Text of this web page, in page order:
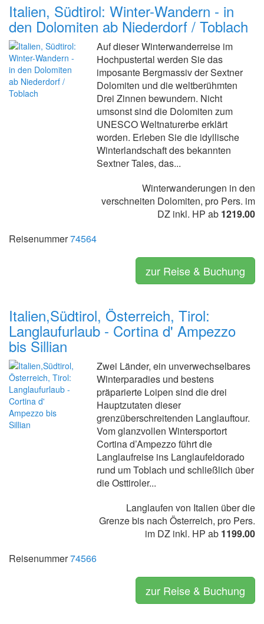
Italien, Südtirol: Winter-Wandern - in
den Dolomiten ab Niederdorf / Toblach
Auf dieser Winterwanderreise im
Hochpustertal werden Sie das
imposante Bergmassiv der Sextner
Dolomiten und die weltberühmten
Drei Zinnen bewundern. Nicht
umsonst sind die Dolomiten zum
UNESCO Weltnaturerbe erklärt
worden. Erleben Sie die idyllische
Winterlandschaft des bekannten
Sextner Tales, das...
Winterwanderungen in den
verschneiten Dolomiten, pro Pers. im
DZ inkl. HP ab 1219.00
Reisenummer74564
zur Reise & Buchung
Italien,Südtirol, Österreich, Tirol:
Langlaufurlaub - Cortina d' Ampezzo
bis Sillian
Zwei Länder, ein unverwechselbares
Winterparadies und bestens
präparierte Loipen sind die drei
Hauptzutaten dieser
grenzüberschreitenden Langlauftour.
Vom glanzvollen Wintersportort
Cortina d’Ampezzo führt die
Langlaufreise ins Langlaufeldorado
rund um Toblach und schließlich über
die Osttiroler...
Langlaufen von Italien über die
Grenze bis nach Österreich, pro Pers.
im DZ inkl. HP ab 1199.00
Reisenummer74566
zur Reise & Buchung